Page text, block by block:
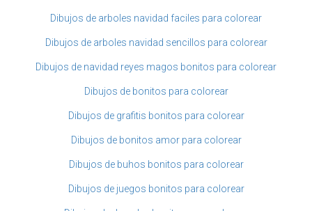
Dibujos de arboles navidad faciles para colorear
Dibujos de arboles navidad sencillos para colorear
Dibujos de navidad reyes magos bonitos para colorear
Dibujos de bonitos para colorear
Dibujos de grafitis bonitos para colorear
Dibujos de bonitos amor para colorear
Dibujos de buhos bonitos para colorear
Dibujos de juegos bonitos para colorear